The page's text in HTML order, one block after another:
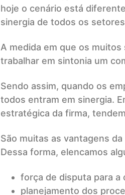
hoje o cenário está
sinergia de todos os
A medida em que os
trabalhar em sintonia um
Sendo assim, quando os
todos entram em sinergia.
estratégica da firma,
São muitas as vantagens
Dessa forma, elencamos
força de disputa para a
planejamento dos